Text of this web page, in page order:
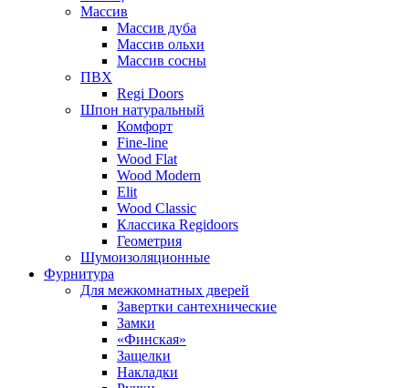
Массив
Массив дуба
Массив ольхи
Массив сосны
ПВХ
Regi Doors
Шпон натуральный
Комфорт
Fine-line
Wood Flat
Wood Modern
Elit
Wood Classic
Классика Regidoors
Геометрия
Шумоизоляционные
Фурнитура
Для межкомнатных дверей
Завертки сантехнические
Замки
«Финская»
Защелки
Накладки